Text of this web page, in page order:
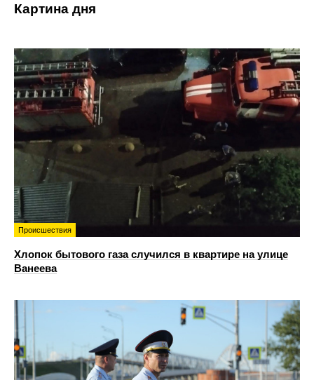
Картина дня
Происшествия
Хлопок бытового газа случился в квартире на улице
Ванеева